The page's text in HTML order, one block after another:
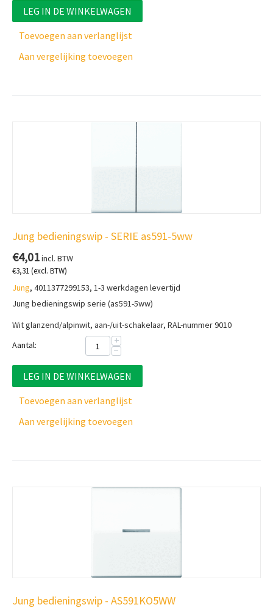
LEG IN DE WINKELWAGEN
Toevoegen aan verlanglijst
Aan vergelijking toevoegen
Jung bedieningswip - SERIE as591-5ww
€4,01incl. BTW
€3,31(excl. BTW)
Jung, 4011377299153, 1-3 werkdagen levertijd
Jung bedieningswip serie (as591-5ww)
Wit glanzend/alpinwit, aan-/uit-schakelaar, RAL-nummer 9010
Aantal:
+
−
LEG IN DE WINKELWAGEN
Toevoegen aan verlanglijst
Aan vergelijking toevoegen
Jung bedieningswip - AS591KO5WW